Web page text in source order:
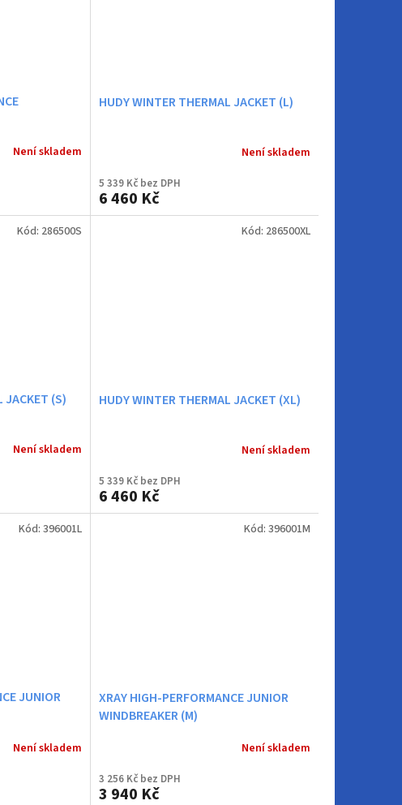
Není skladem
HUDY WINTER THERMAL JACKET (L)
Není skladem
5 339 Kč bez DPH
6 460 Kč
JACKET (S)
Není skladem
Kód: 286500S
HUDY WINTER THERMAL JACKET (XL)
Není skladem
5 339 Kč bez DPH
6 460 Kč
Kód: 286500XL
JUNIOR
Není skladem
Kód: 396001L
XRAY HIGH-PERFORMANCE JUNIOR
WINDBREAKER (M)
Není skladem
3 256 Kč bez DPH
3 940 Kč
Kód: 396001M